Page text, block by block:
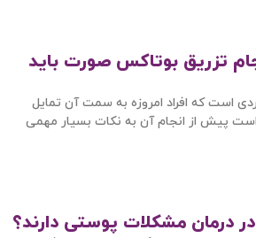
تزریق بوتاکس صورت باید
است که افراد امروزه به سمت آن تمایل
است پیش از انجام آن به نکات بسیار مهمی
در درمان مشکلات پوستی دارند؟